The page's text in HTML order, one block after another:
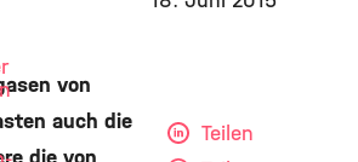
von
auch die
Teilen